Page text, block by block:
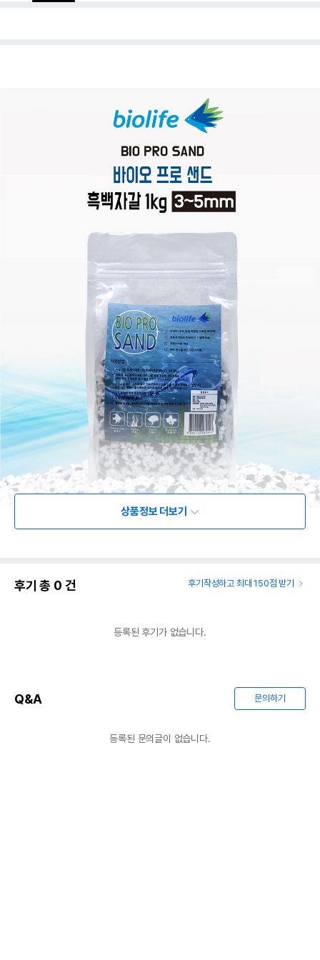
상품정보 더보기
후기 총 0 건 후기작성하고 최대 150점 받기
등록된 후기가 없습니다.
Q&A 문의하기
등록된 문의글이 없습니다.